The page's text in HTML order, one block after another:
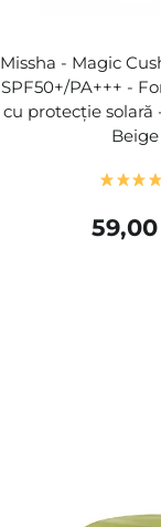
Missha - Magic
SPF50+/PA+++ -
cu protecție solară
Beige
59,00